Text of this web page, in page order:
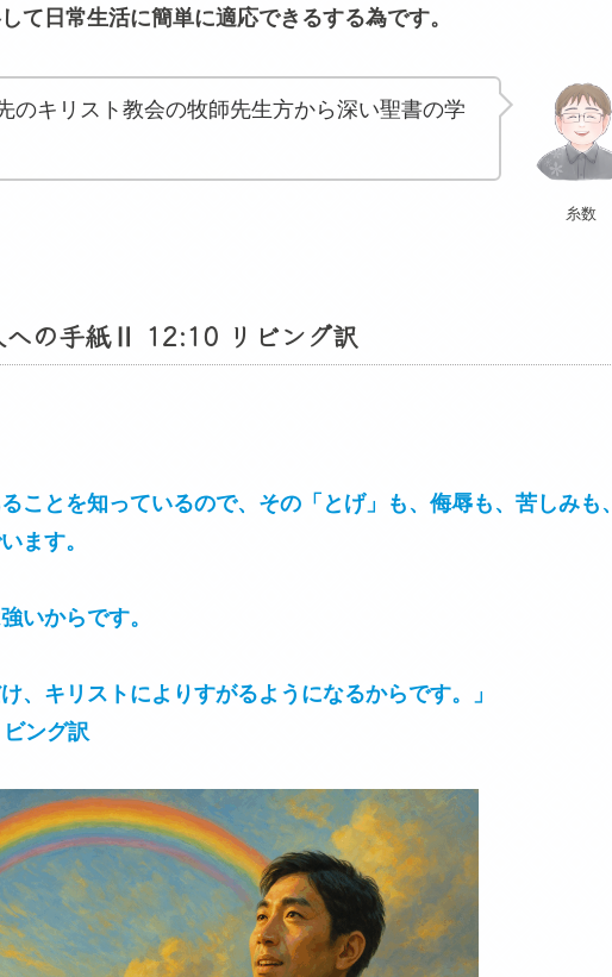
て日常生活に簡単に適応できるする為です。
糸数
キリスト教会の牧師先生方から深い聖書の学
への手紙Ⅱ 12:10 リビング訳
ことを知っているので、その「とげ」も、侮辱も、苦しみも、
ます。
いからです。
、キリストによりすがるようになるからです。」
ング訳